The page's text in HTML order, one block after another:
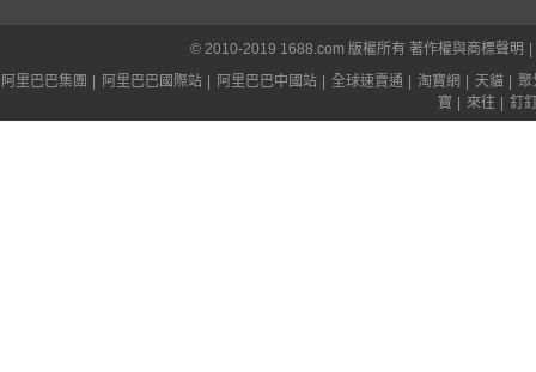
© 2010-2019 1688.com 版權所有 著作權與商標聲明
阿里巴巴集團
阿里巴巴國際站 阿里巴巴中國站 全球速賣通 淘寶網 天貓
聚
寶
來往 釘